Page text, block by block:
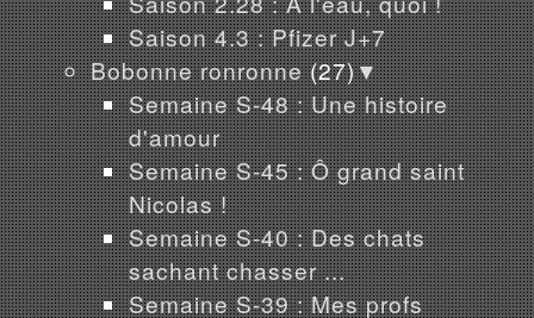
Saison 4.3 : Pfizer J+7
Bobonne ronronne (27)▼
Semaine S-48 : Une histoire
d'amour
Semaine S-45 : Ô grand saint
Nicolas !
Semaine S-40 : Des chats
sachant chasser ...
Semaine S-39 : Mes profs